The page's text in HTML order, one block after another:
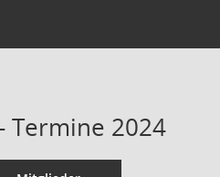
Termine 2024